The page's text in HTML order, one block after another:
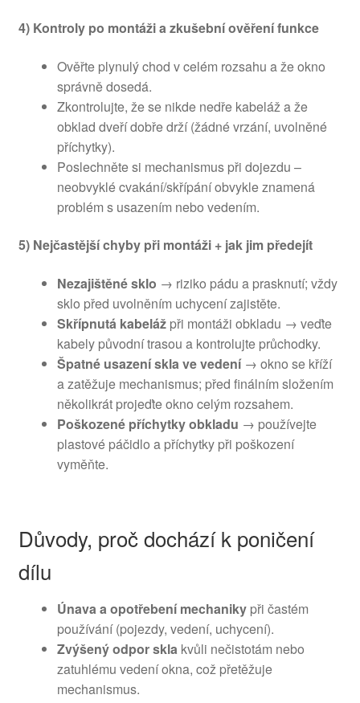
4) Kontroly po montáži a zkušební ověření funkce
Ověřte plynulý chod v celém rozsahu a že okno
správně dosedá.
Zkontrolujte, že se nikde nedře kabeláž a že
obklad dveří dobře drží (žádné vrzání, uvolněné
příchytky).
Poslechněte si mechanismus při dojezdu –
neobvyklé cvakání/skřípání obvykle znamená
problém s usazením nebo vedením.
5) Nejčastější chyby při montáži + jak jim předejít
Nezajištěné sklo → riziko pádu a prasknutí; vždy
sklo před uvolněním uchycení zajistěte.
Skřípnutá kabelážpři montáži obkladu → veďte
kabely původní trasou a kontrolujte průchodky.
Špatné usazení skla ve vedení→ okno se kříží
a zatěžuje mechanismus; před finálním složením
několikrát projeďte okno celým rozsahem.
Poškozené příchytky obkladu → používejte
plastové páčidlo a příchytky při poškození
vyměňte.
Důvody, proč dochází k poničení
dílu
Únava a opotřebení mechanikypři častém
používání (pojezdy, vedení, uchycení).
Zvýšený odpor sklakvůli nečistotám nebo
zatuhlému vedení okna, což přetěžuje
mechanismus.